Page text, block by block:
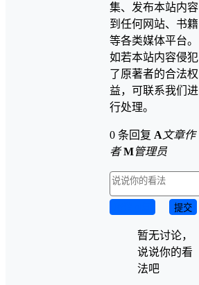
集、发布本站内容
到任何网站、书籍
等各类媒体平台。
如若本站内容侵犯
了原著者的合法权
益，可联系我们进
行处理。
0 条回复 A 文章作
者 M管理员
提交
暂无讨论，
说说你的看
法吧